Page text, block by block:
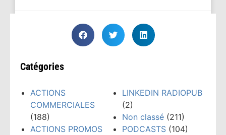
Catégories
ACTIONS
COMMERCIALES
(188)
ACTIONS PROMOS
LINKEDIN RADIOPUB
(2)
Non classé (211)
PODCASTS (104)